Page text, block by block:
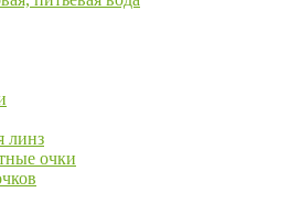
линз
очки